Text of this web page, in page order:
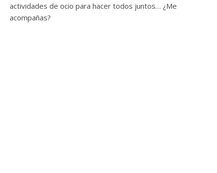
actividades de ocio para hacer todos juntos… ¿Me
acompañas?